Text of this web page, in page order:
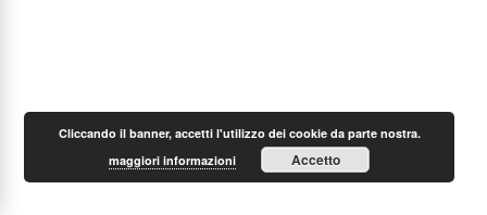
Cliccando il banner, accetti l'utilizzo dei cookie da parte nostra.
maggiori informazioni
Accetto